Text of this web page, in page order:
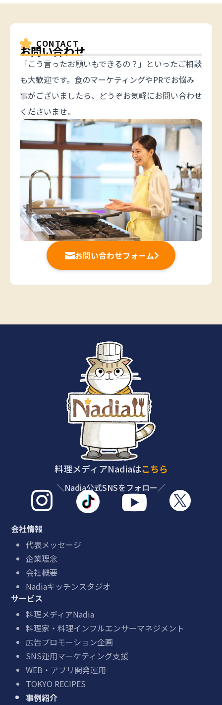
CONTACT
お問い合わせ
「こう言ったお願いもできるの？」といったご相談
も大歓迎です。食のマーケティングやPRでお悩み
事がございましたら、どうぞお気軽にお問い合わせ
くださいませ。
お問い合わせフォーム
料理メディアNadiaはこちら
＼Nadia公式SNSをフォロー／
  
会社情報
代表メッセージ
企業理念
会社概要
Nadiaキッチンスタジオ
サービス
料理メディアNadia
料理家・料理インフルエンサーマネジメント
広告プロモーション企画
SNS運用マーケティング支援
WEB・アプリ開発運用
TOKYO RECIPES
事例紹介